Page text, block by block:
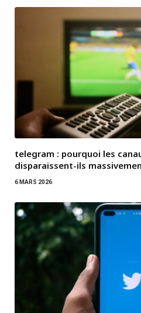
telegram : pourquoi les
disparaissent-ils
6 MARS 2026